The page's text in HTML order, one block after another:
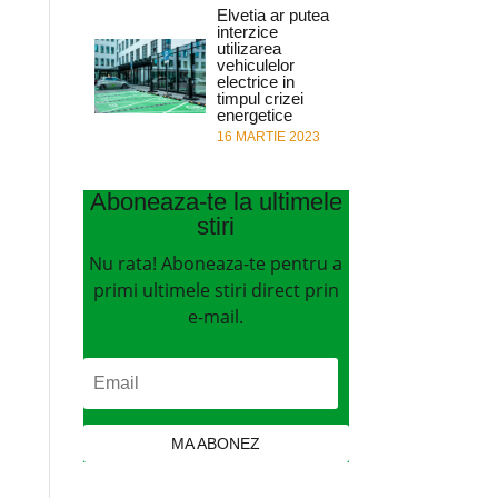
Elvetia ar putea
interzice
utilizarea
vehiculelor
electrice in
timpul crizei
energetice
16 MARTIE 2023
Aboneaza-te la ultimele
stiri
Nu rata! Aboneaza-te pentru a
primi ultimele stiri direct prin
e-mail.
MA ABONEZ